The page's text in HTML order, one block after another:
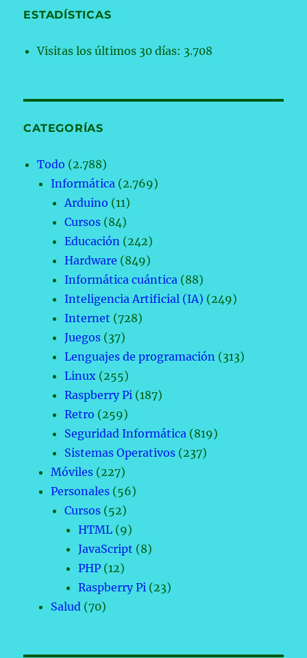
ESTADÍSTICAS
Visitas los últimos 30 días: 3.708
CATEGORÍAS
Todo (2.788)
Informática (2.769)
Arduino (11)
Cursos (84)
Educación (242)
Hardware (849)
Informática cuántica (88)
Inteligencia Artificial (IA) (249)
Internet (728)
Juegos (37)
Lenguajes de programación (313)
Linux (255)
Raspberry Pi (187)
Retro (259)
Seguridad Informática (819)
Sistemas Operativos (237)
Móviles (227)
Personales (56)
Cursos (52)
HTML (9)
JavaScript (8)
PHP (12)
Raspberry Pi (23)
Salud (70)